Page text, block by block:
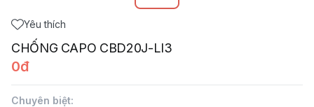
Yêu thích
CHỐNG CAPO CBD20J-LI3
0đ
Chuyên biệt: